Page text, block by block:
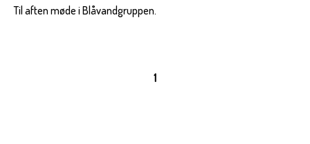
Til aften møde i Blåvandgruppen.
1